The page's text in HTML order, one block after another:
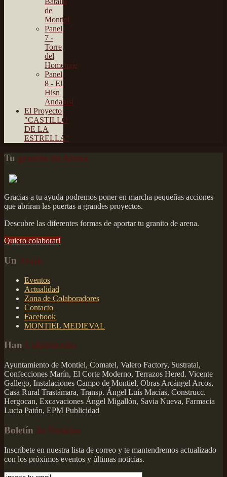
de
Montiel
Panel
7 -
Torre
del
Homenaje
Panel
8 - El
Hisn
Andalusí
El Proyecto
"CASTILLO
DE LA
ESTRELLA"
Tu granito de Arena
Gracias a tu ayuda podremos poner en marcha pequeñas acciones
que abriran las puertas a grandes proyectos.
Descubre las diferentes formas de aportar tu granito de arena.
Quiero colaborar!
Un Atajo
Eventos
Actualidad
Zona de Colaboradores
Contacto
Facebook
MONTIEL MEDIEVAL
Han Colaborado:
Ayuntamiento de Montiel, Comatel, Valero Factory, Sustratal,
Confecciones Marín, El Corte Moderno, Terrazos Hered. Vicente
Gallego, Instalaciones Campo de Montiel, Obras Arcángel Arcos,
Casa Rural Trastámara, Transp. Ángel Luis Macías, Construcc.
Hergocan, Excavaciones Ángel Migallón, Savia Nueva, Farmacia
Lucia Patón, EPM Publicidad
Boletín de Noticias
Inscríbete en nuestra lista de correo y te mantendremos actualizado
con los próximos eventos y últimas noticias.